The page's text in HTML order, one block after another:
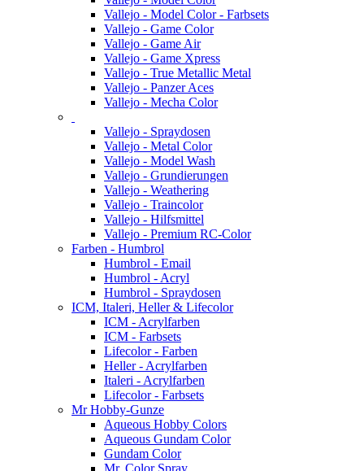
Vallejo - Model Color - Farbsets
Vallejo - Game Color
Vallejo - Game Air
Vallejo - Game Xpress
Vallejo - True Metallic Metal
Vallejo - Panzer Aces
Vallejo - Mecha Color
Vallejo - Spraydosen
Vallejo - Metal Color
Vallejo - Model Wash
Vallejo - Grundierungen
Vallejo - Weathering
Vallejo - Traincolor
Vallejo - Hilfsmittel
Vallejo - Premium RC-Color
Farben - Humbrol
Humbrol - Email
Humbrol - Acryl
Humbrol - Spraydosen
ICM, Italeri, Heller & Lifecolor
ICM - Acrylfarben
ICM - Farbsets
Lifecolor - Farben
Heller - Acrylfarben
Italeri - Acrylfarben
Lifecolor - Farbsets
Mr Hobby-Gunze
Aqueous Hobby Colors
Aqueous Gundam Color
Gundam Color
Mr. Color Spray